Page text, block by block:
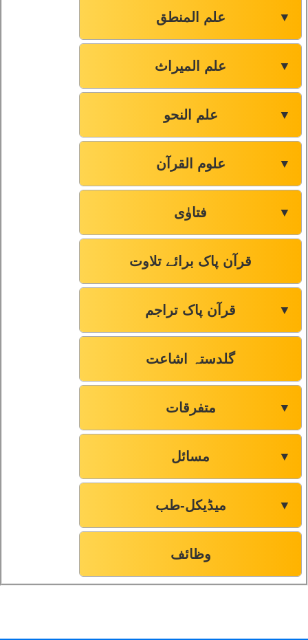
علم المنطق ▼
علم المیراث ▼
علم النحو ▼
علوم القرآن ▼
فتاوٰی ▼
قرآن پاک برائے تلاوت
قرآن پاک تراجم ▼
گلدستہ اشاعت
متفرقات ▼
مسائل ▼
میڈیکل-طب ▼
وظائف